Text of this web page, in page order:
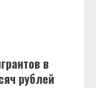
в
рублей